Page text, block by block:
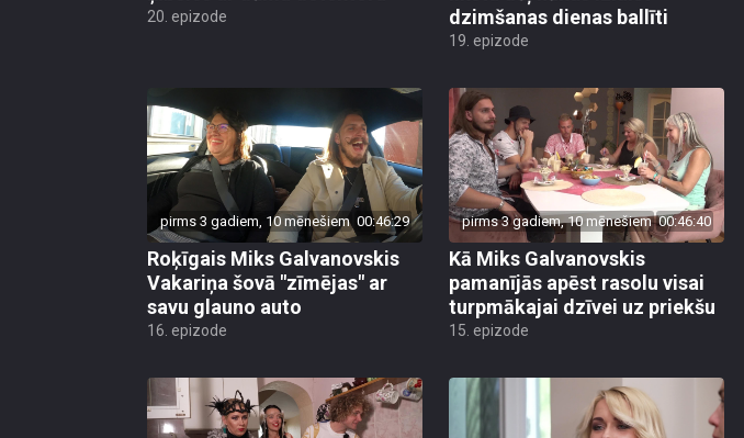
20. epizode
dzimšanas dienas ballīti
19. epizode
pirms 3 gadiem, 10 mēnešiem 00:46:29
Roķīgais Miks Galvanovskis
Vakariņa šovā "zīmējas" ar
savu glauno auto
16. epizode
pirms 3 gadiem, 10 mēnešiem 00:46:40
Kā Miks Galvanovskis
pamanījās apēst rasolu visai
turpmākajai dzīvei uz priekšu
15. epizode